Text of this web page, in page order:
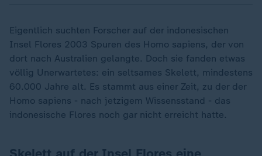
Eigentlich suchten Forscher auf der indonesischen
Insel Flores 2003 Spuren des Homo sapiens, der von
dort nach Australien gelangte. Doch sie fanden etwas
völlig Unerwartetes: ein seltsames Skelett, mindestens
60.000 Jahre alt. Es stammt aus einer Zeit, zu der der
Homo sapiens - nach jetzigem Wissensstand - das
indonesische Flores noch gar nicht erreicht hatte.